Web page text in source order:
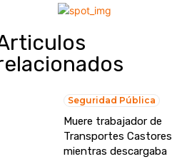
Seguridad Pública
Muere trabajador de
Transportes Castores
mientras descargaba